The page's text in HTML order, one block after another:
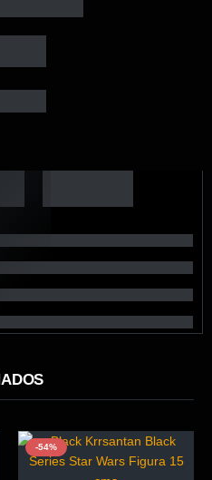
-54%